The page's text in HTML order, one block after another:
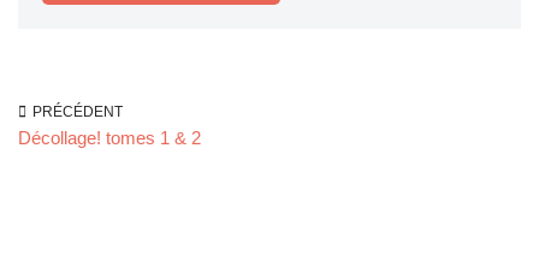
PRÉCÉDENT
Décollage! tomes 1 & 2